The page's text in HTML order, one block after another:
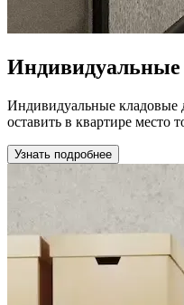
Индивидуальные
Индивидуальные кладовые
оставить в квартире место
Узнать подробнее